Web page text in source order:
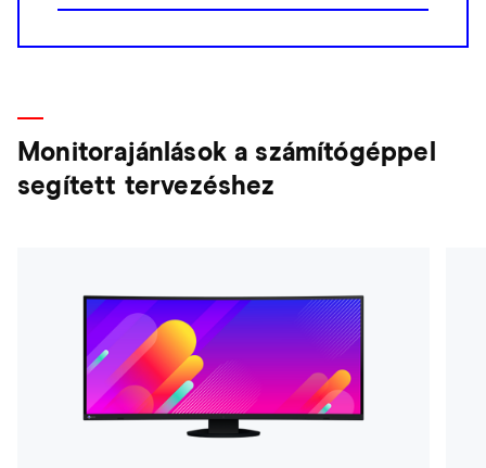
Monitorajánlások a számítógéppel
segített tervezéshez